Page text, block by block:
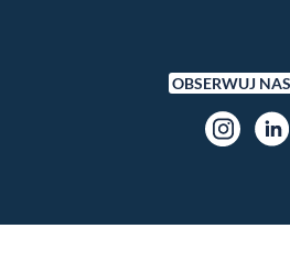
OBSERWUJ